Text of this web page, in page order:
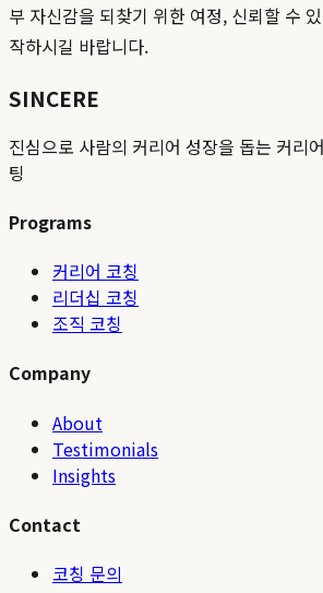
부 자신감을 되찾기 위한 여정, 신뢰할 수
작하시길 바랍니다.
SINCERE
진심으로 사람의 커리어 성장을 돕는 커리
팅
Programs
커리어 코칭
리더십 코칭
조직 코칭
Company
About
Testimonials
Insights
Contact
코칭 문의